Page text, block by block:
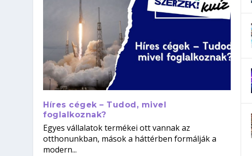
Híres cégek – Tudod, mivel
foglalkoznak?
Egyes vállalatok termékei ott vannak az
otthonunkban, mások a háttérben formálják a
modern...